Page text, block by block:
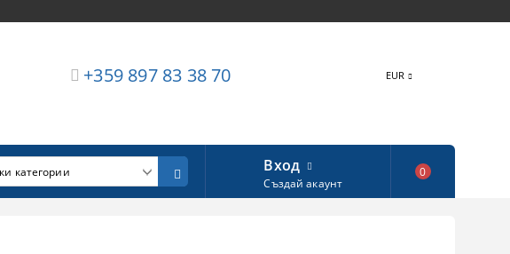
+359 897 83 38 70 EUR
Вход
Създай акаунт
0